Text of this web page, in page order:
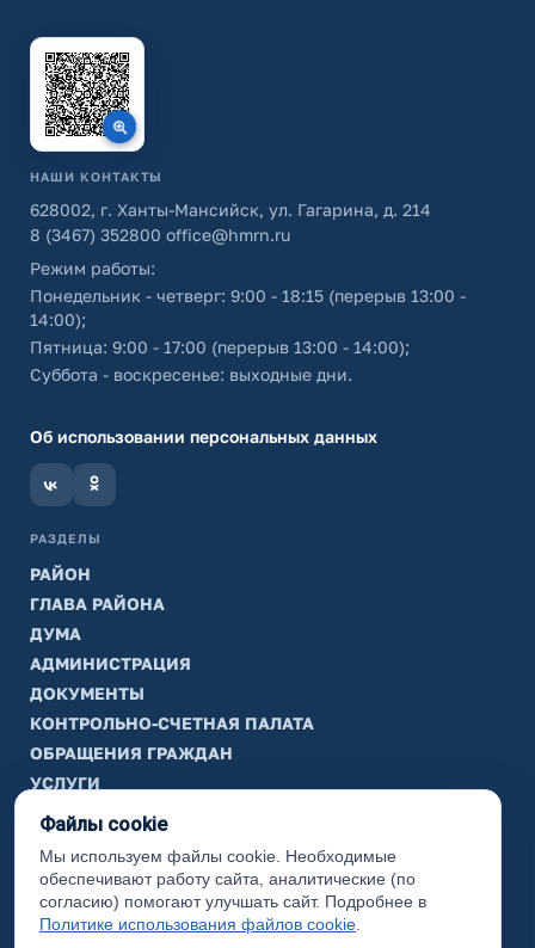
НАШИ КОНТАКТЫ
628002, г. Ханты-Мансийск, ул. Гагарина, д. 214
8 (3467) 352800 office@hmrn.ru
Режим работы:
Понедельник - четверг: 9:00 - 18:15 (перерыв 13:00 -
14:00);
Пятница: 9:00 - 17:00 (перерыв 13:00 - 14:00);
Суббота - воскресенье: выходные дни.
Об использовании персональных данных
РАЗДЕЛЫ
РАЙОН
ГЛАВА РАЙОНА
ДУМА
АДМИНИСТРАЦИЯ
ДОКУМЕНТЫ
КОНТРОЛЬНО-СЧЕТНАЯ ПАЛАТА
ОБРАЩЕНИЯ ГРАЖДАН
УСЛУГИ
ТИК
ИНФОРМАЦИЯ
Законодательная карта
Карта сайта
Файлы cookie
Мы используем файлы cookie. Необходимые
обеспечивают работу сайта, аналитические (по
согласию) помогают улучшать сайт. Подробнее в
Политике использования файлов cookie